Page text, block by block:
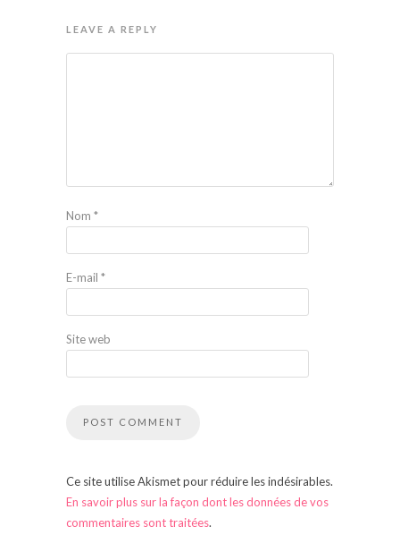
LEAVE A REPLY
Nom *
E-mail *
Site web
Ce site utilise Akismet pour réduire les indésirables.
En savoir plus sur la façon dont les données de vos
commentaires sont traitées.